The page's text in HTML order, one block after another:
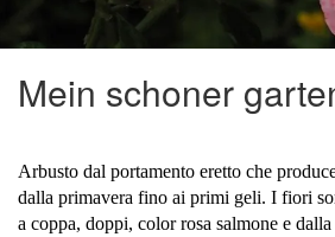
Mein schoner
Arbusto dal portamento eretto che
dalla primavera fino ai primi geli. I fiori
a coppa, doppi, color rosa salmone e